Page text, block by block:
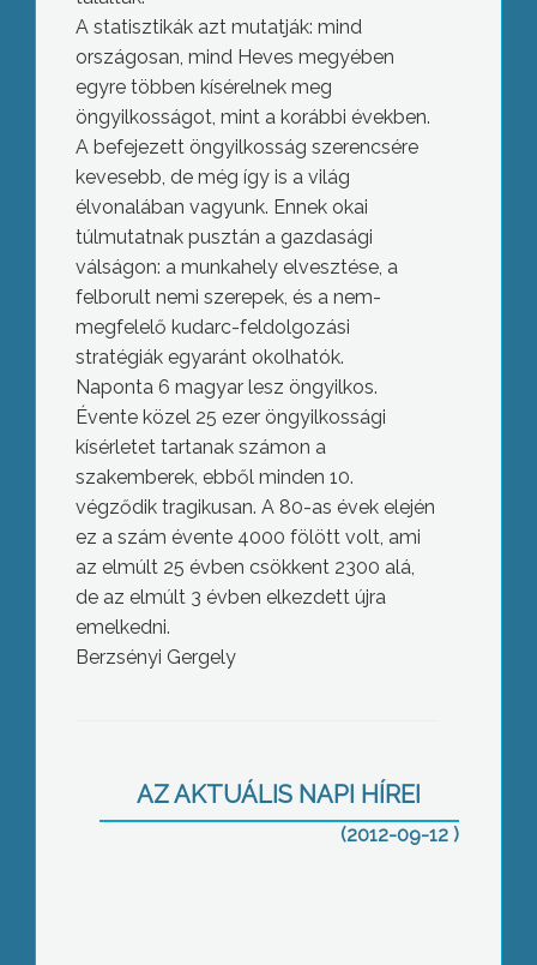
A statisztikák azt mutatják: mind
országosan, mind Heves megyében
egyre többen kísérelnek meg
öngyilkosságot, mint a korábbi években.
A befejezett öngyilkosság szerencsére
kevesebb, de még így is a világ
élvonalában vagyunk. Ennek okai
túlmutatnak pusztán a gazdasági
válságon: a munkahely elvesztése, a
felborult nemi szerepek, és a nem-
megfelelő kudarc-feldolgozási
stratégiák egyaránt okolhatók.
Naponta 6 magyar lesz öngyilkos.
Évente közel 25 ezer öngyilkossági
kísérletet tartanak számon a
szakemberek, ebből minden 10.
végződik tragikusan. A 80-as évek elején
ez a szám évente 4000 fölött volt, ami
az elmúlt 25 évben csökkent 2300 alá,
de az elmúlt 3 évben elkezdett újra
emelkedni.
Berzsényi Gergely
AZ AKTUÁLIS NAPI HÍREI
(2012-09-12 )
hangzott el a kedd esti Döntés